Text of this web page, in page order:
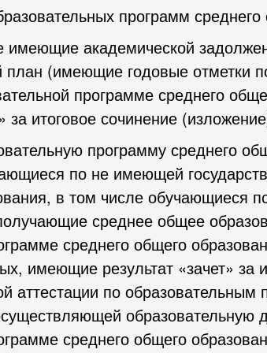
программ среднего
имеющие академической
(имеющие годовые отметки
программе среднего
итоговое сочинение
программу среднего
по не имеющей
в том числе обучающиеся
среднее общее
среднего общего
имеющие результат «зачет»
аттестации по
образовательную
среднего общего